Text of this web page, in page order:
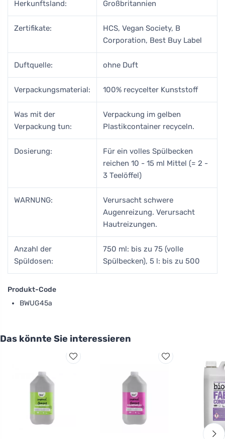
Herkunftsland: Großbritannien
Zertifikate:
HCS, Vegan Society, B
Corporation, Best Buy Label
Duftquelle: ohne Duft
Verpackungsmaterial: 100% recycelter Kunststoff
Was mit der
Verpackung tun:
Verpackung im gelben
Plastikcontainer recyceln.
Dosierung:
Für ein volles Spülbecken
reichen 10 - 15 ml Mittel (= 2 -
3 Teelöffel)
WARNUNG:
Verursacht schwere
Augenreizung. Verursacht
Hautreizungen.
Anzahl der
Spüldosen:
750 ml: bis zu 75 (volle
Spülbecken), 5 l: bis zu 500
Produkt-Code
BWUG45a
Das könnte Sie interessieren